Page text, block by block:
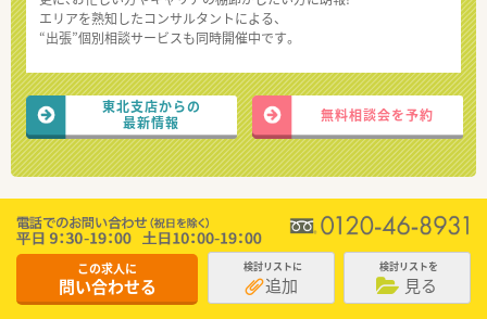
エリアを熟知したコンサルタントによる、
“出張”個別相談サービスも同時開催中です。
東北支店からの
最新情報
無料相談会を予約
この求人に
問い合わせる
検討リストに
追加
検討リストを
見る